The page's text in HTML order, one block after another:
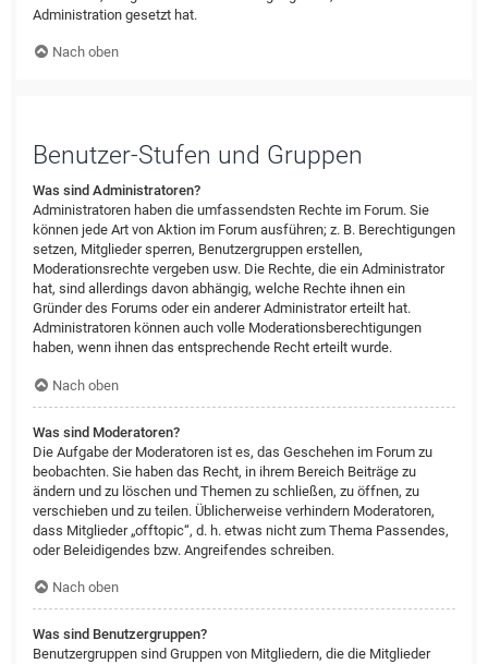
Administration gesetzt hat.
Nach oben
Benutzer-Stufen und Gruppen
Was sind Administratoren?
Administratoren haben die umfassendsten Rechte im Forum. Sie
können jede Art von Aktion im Forum ausführen; z. B. Berechtigungen
setzen, Mitglieder sperren, Benutzergruppen erstellen,
Moderationsrechte vergeben usw. Die Rechte, die ein Administrator
hat, sind allerdings davon abhängig, welche Rechte ihnen ein
Gründer des Forums oder ein anderer Administrator erteilt hat.
Administratoren können auch volle Moderationsberechtigungen
haben, wenn ihnen das entsprechende Recht erteilt wurde.
Nach oben
Was sind Moderatoren?
Die Aufgabe der Moderatoren ist es, das Geschehen im Forum zu
beobachten. Sie haben das Recht, in ihrem Bereich Beiträge zu
ändern und zu löschen und Themen zu schließen, zu öffnen, zu
verschieben und zu teilen. Üblicherweise verhindern Moderatoren,
dass Mitglieder „offtopic“, d. h. etwas nicht zum Thema Passendes,
oder Beleidigendes bzw. Angreifendes schreiben.
Nach oben
Was sind Benutzergruppen?
Benutzergruppen sind Gruppen von Mitgliedern, die die Mitglieder